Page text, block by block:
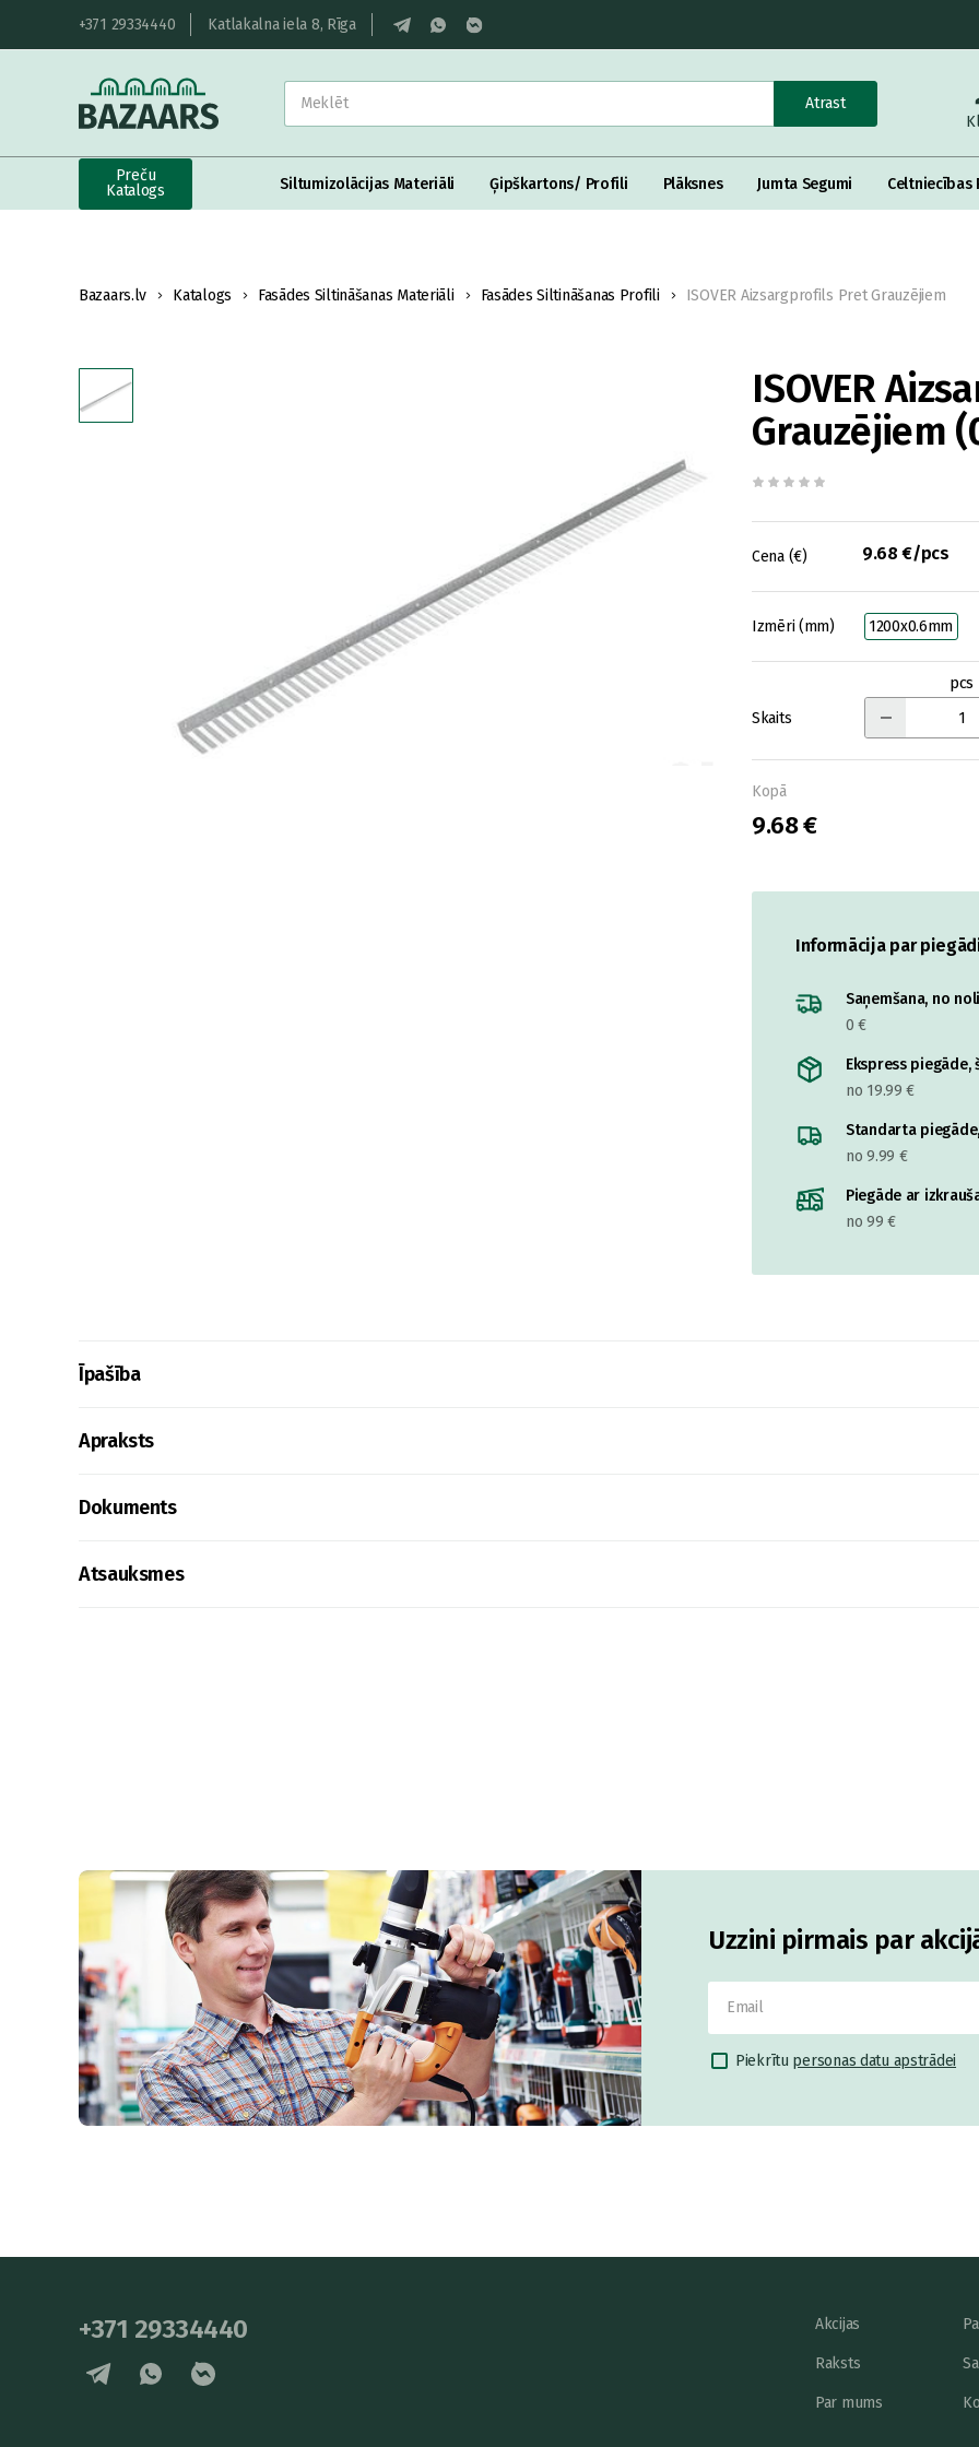
+371 29334440 Katlakalna iela 8, Rīga
Atrast
Preču
Katalogs
Siltumizolācijas Materiāli Ģipškartons/ Profili Plāksnes Jumta Segumi Celtniecības
Bazaars.lv Katalogs Fasādes Siltināšanas Materiāli Fasādes Siltināšanas Profili ISOVER Aizsargprofils Pret Grauzējiem
ISOVER
Grauzējiem
Cena (€) 9.68 €/pcs
Izmēri (mm) 1200x0.6mm
Skaits
pcs
Kopā
9.68 €
Informācija par
Saņemšana, no
0 €
Ekspress
no 19.99 €
Standarta
no 9.99 €
Piegāde ar
no 99 €
Īpašība
Apraksts
Dokuments
Atsauksmes
Uzzini pirmais par
Piekrītu personas datu apstrādei
+371 29334440 Akcijas
Raksts
Par mums